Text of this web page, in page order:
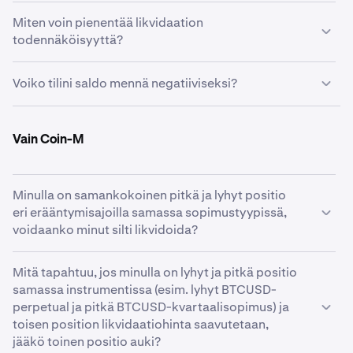
laskemiseen ylläpitomarginaalitason alapuolelle.
Multi-M-sopimusten osalta sopimuksen arvioitu
likvidaatiohinta monivaluuttamarginaalilompakossa
edustaa mark-hintaa, jonka saavuttaminen johtaisi
ylläpitomarginaalitason alapuolelle.
Kraken Derivatives ei tarjoa margin calleja tai
varoituksia. Kun likvidaatiokynnys täyttyy, kyseiset
positiot likvidoidaan. Kauppiaiden on tärkeää seurata
Miten voin pienentää likvidaation
todennäköisyyttä?
Voit pienentää likvidaation mahdollisuutta vähentämällä
positioidesi todellista vipuvaikutusta. Tämä voidaan
tehdä lisäämällä varoja avointen positioiden
kokoa.
Voiko tilini saldo mennä negatiiviseksi?
tilisi saldon muuttuminen negatiiviseksi likvidaation
Vain Coin-M
Minulla on samankokoinen pitkä ja lyhyt positio
eri erääntymisajoilla samassa sopimustyypissä,
voidaanko minut silti likvidoida?
Kyllä, saman sopimustyypin eri sopimusten mark-hinnat
voivat vaihdella, mikä voi johtaa tappioon yhdessä
sopimuksessa, jota toisen sopimuksen vastaava voitto ei
kata. Tämä voi johtaa mahdolliseen likvidaatioon, jos
yhden sopimuksen tappio laskee portfolion arvon
Mitä tapahtuu, jos minulla on lyhyt ja pitkä positio
samassa instrumentissa (esim. lyhyt BTCUSD-
perpetual ja pitkä BTCUSD-kvartaalisopimus) ja
toisen position likvidaatiohinta saavutetaan,
jääkö toinen positio auki?